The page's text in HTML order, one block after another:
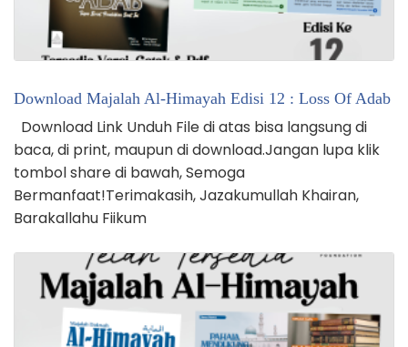
Download Majalah Al-Himayah Edisi 12 : Loss Of Adab
Download Link Unduh File di atas bisa langsung di
baca, di print, maupun di download.Jangan lupa klik
tombol share di bawah, Semoga
Bermanfaat!Terimakasih, Jazakumullah Khairan,
Barakallahu Fiikum